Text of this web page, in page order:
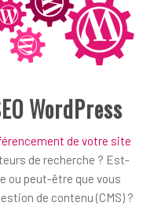
WordPress
de votre site
de recherche ? Est-
ou peut-être que vous
de contenu (CMS) ?